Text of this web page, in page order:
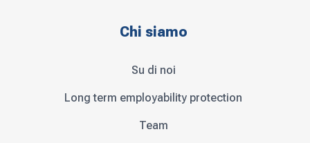
Chi siamo
Su di noi
Long term employability protection
Team